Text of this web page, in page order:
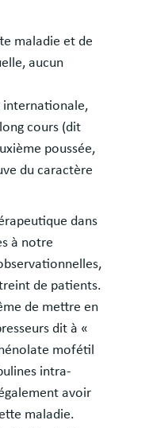
maladie et de
aucun
internationale,
cours (dit
poussée,
du caractère
dans
à notre
de patients.
de mettre en
dit à «
mofétil
intra-
avoir
maladie.